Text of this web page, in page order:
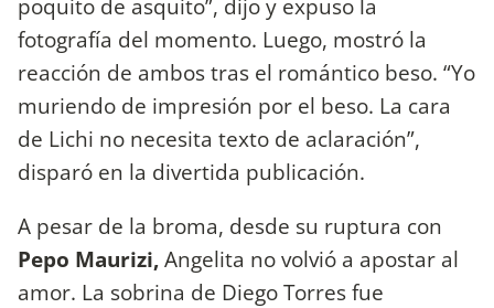
fotografía del momento. Luego, mostró la
reacción de ambos tras el romántico beso. “Yo
muriendo de impresión por el beso. La cara
de Lichi no necesita texto de aclaración”,
disparó en la divertida publicación.
A pesar de la broma, desde su ruptura con
Pepo Maurizi,Angelita no volvió a apostar al
amor. La sobrina de Diego Torres fue